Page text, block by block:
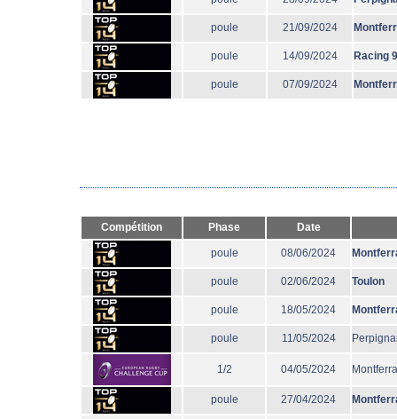
poule 21/09/2024
poule 14/09/2024 Racing
poule 07/09/2024
Compétition Phase Date
poule 08/06/2024
poule 02/06/2024 Toulon
poule 18/05/2024
poule 11/05/2024
1/2 04/05/2024
poule 27/04/2024